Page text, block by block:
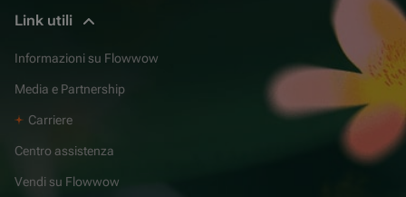
Link utili
Informazioni su Flowwow
Media e Partnership
Carriere
Centro assistenza
Vendi su Flowwow